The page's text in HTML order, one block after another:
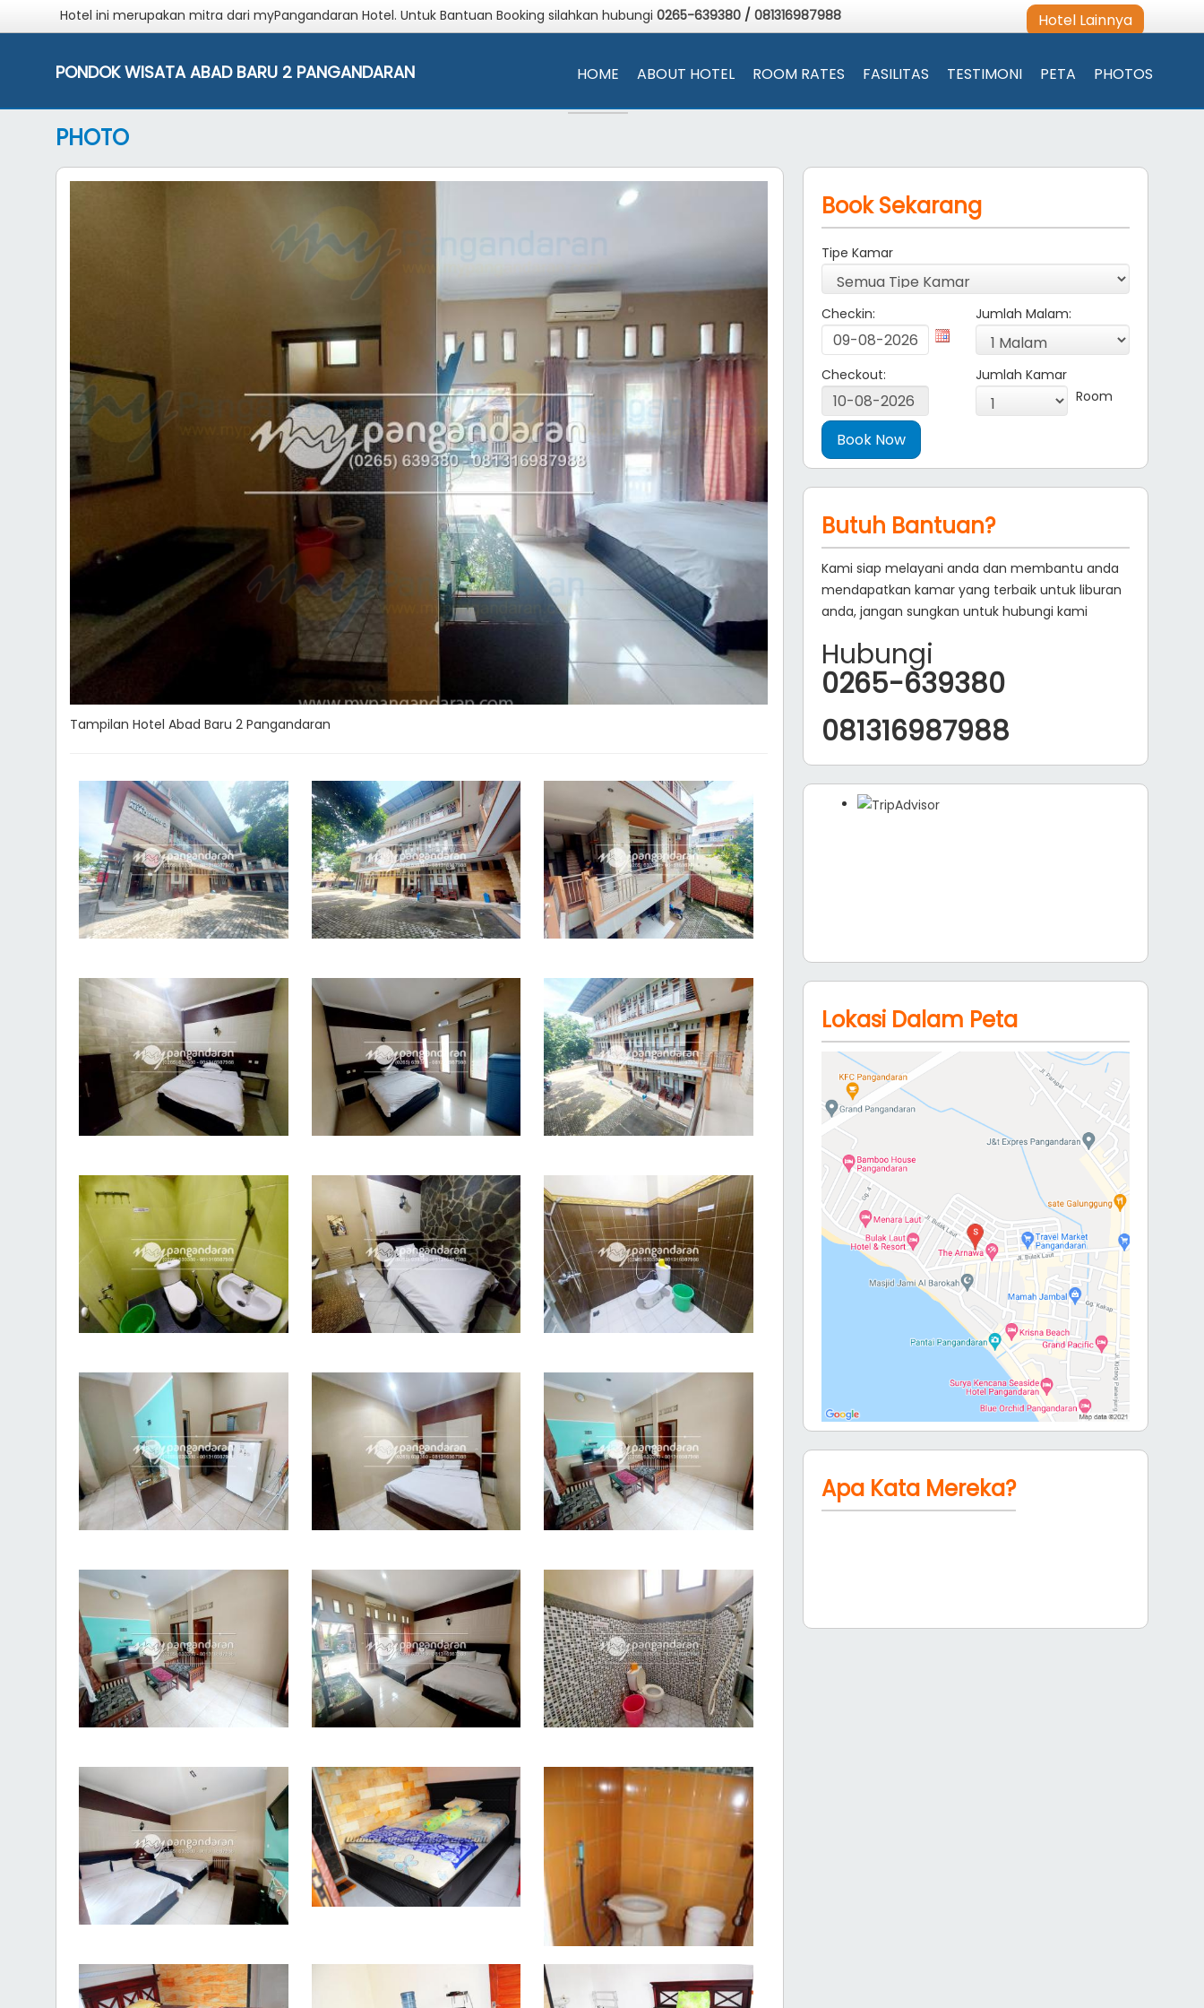
Hotel ini merupakan mitra dari myPangandaran Hotel. Untuk Bantuan Booking silahkan hubungi 0265-639380 / 081316987988 Hotel Lainnya
PONDOK WISATA ABAD BARU 2 PANGANDARAN HOME ABOUT HOTEL ROOM RATES FASILITAS TESTIMONI PETA PHOTOS
PHOTO
Tampilan Hotel Abad Baru 2 Pangandaran
Book Sekarang
Tipe Kamar
Checkin: Jumlah Malam:
Checkout:
Jumlah Kamar
Room
Butuh Bantuan?
Kami siap melayani anda dan membantu anda
mendapatkan kamar yang terbaik untuk liburan
anda, jangan sungkan untuk hubungi kami
Hubungi
0265-639380
081316987988
Lokasi Dalam Peta
Apa Kata Mereka?